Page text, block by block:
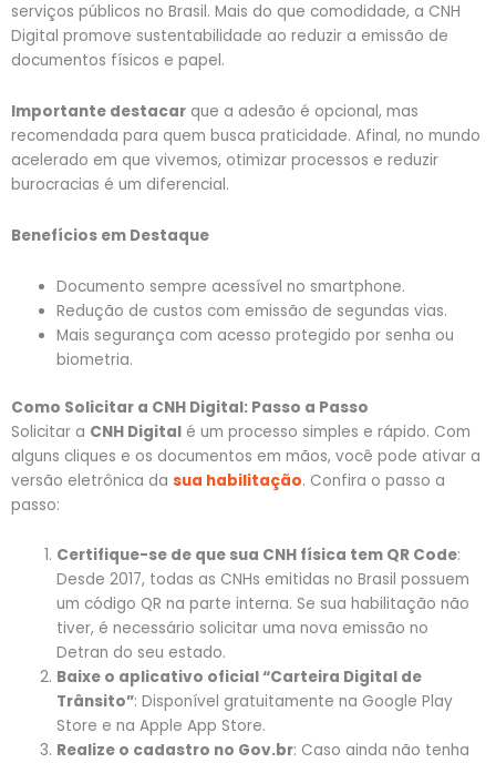
serviços públicos no Brasil. Mais do que comodidade, a CNH
Digital promove sustentabilidade ao reduzir a emissão de
documentos físicos e papel.
Importante destacar que a adesão é opcional, mas
recomendada para quem busca praticidade. Afinal, no mundo
acelerado em que vivemos, otimizar processos e reduzir
burocracias é um diferencial.
Benefícios em Destaque
Documento sempre acessível no smartphone.
Redução de custos com emissão de segundas vias.
Mais segurança com acesso protegido por senha ou
biometria.
Como Solicitar a CNH Digital: Passo a Passo
Solicitar a CNH Digital é um processo simples e rápido. Com
alguns cliques e os documentos em mãos, você pode ativar a
versão eletrônica da sua habilitação. Confira o passo a
passo:
Certifique-se de que sua CNH física tem QR Code:
Desde 2017, todas as CNHs emitidas no Brasil possuem
um código QR na parte interna. Se sua habilitação não
tiver, é necessário solicitar uma nova emissão no
Detran do seu estado.
Baixe o aplicativo oficial “Carteira Digital de
Trânsito”: Disponível gratuitamente na Google Play
Store e na Apple App Store.
Realize o cadastro no Gov.br: Caso ainda não tenha